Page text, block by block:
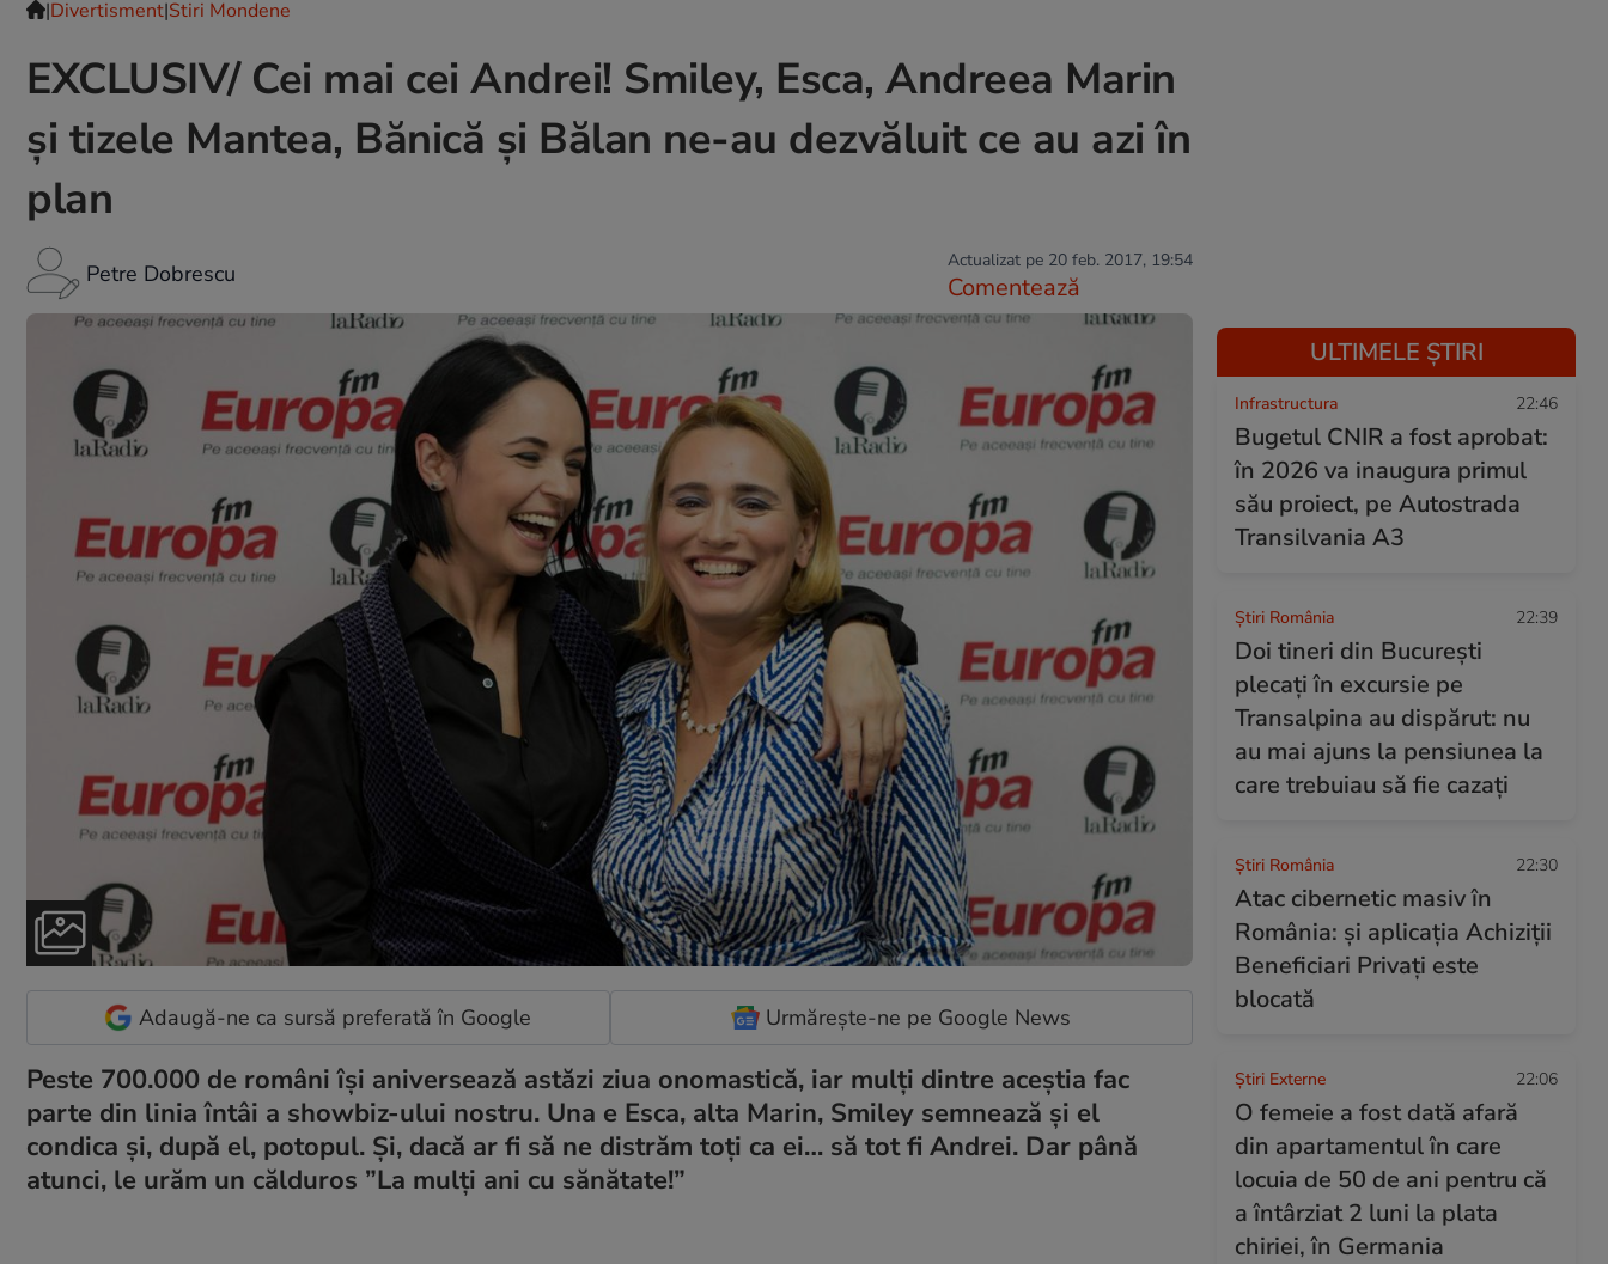
|Divertisment|Stiri Mondene
EXCLUSIV/ Cei mai cei Andrei! Smiley, Esca, Andreea Marin
și tizele Mantea, Bănică și Bălan ne-au dezvăluit ce au azi în
plan
Petre Dobrescu Actualizat pe 20 feb. 2017, 19:54
Comentează
Adaugă-ne ca sursă preferată în Google Urmărește-ne pe Google News
Peste 700.000 de români își aniversează astăzi ziua onomastică, iar mulți dintre aceștia fac
parte din linia întâi a showbiz-ului nostru. Una e Esca, alta Marin, Smiley semnează și el
condica și, după el, potopul. Și, dacă ar fi să ne distrăm toți ca ei… să tot fi Andrei. Dar până
atunci, le urăm un călduros ”La mulți ani cu sănătate!”
ULTIMELE ȘTIRI
Infrastructura 22:46
Bugetul CNIR a fost aprobat:
în 2026 va inaugura primul
său proiect, pe Autostrada
Transilvania A3
Știri România 22:39
Doi tineri din București
plecați în excursie pe
Transalpina au dispărut: nu
au mai ajuns la pensiunea la
care trebuiau să fie cazați
Știri România 22:30
Atac cibernetic masiv în
România: și aplicația Achiziții
Beneficiari Privați este
blocată
Știri Externe 22:06
O femeie a fost dată afară
din apartamentul în care
locuia de 50 de ani pentru că
a întârziat 2 luni la plata
chiriei, în Germania